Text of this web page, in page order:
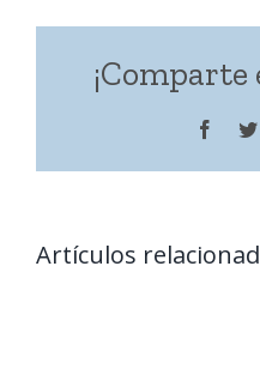
Artículos